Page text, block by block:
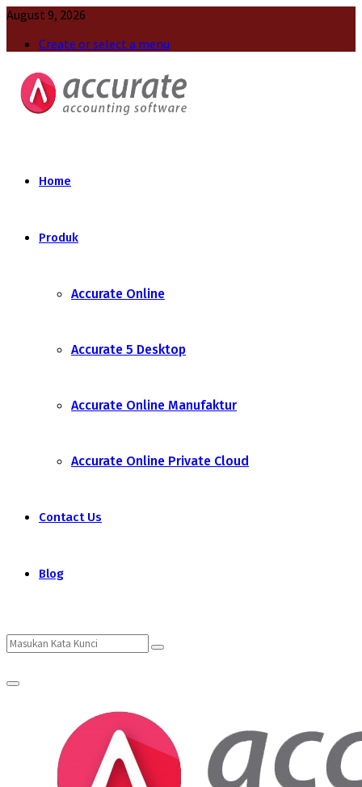
August 9, 2026
Create or select a menu
Home
Produk
Accurate Online
Accurate 5 Desktop
Accurate Online Manufaktur
Accurate Online Private Cloud
Contact Us
Blog
Search
Search
Primary